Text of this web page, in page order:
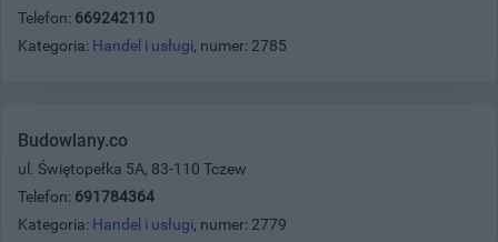
Telefon: 669242110
Kategoria: Handel i usługi, numer: 2785
Budowlany.co
ul. Świętopełka 5A, 83-110 Tczew
Telefon: 691784364
Kategoria: Handel i usługi, numer: 2779